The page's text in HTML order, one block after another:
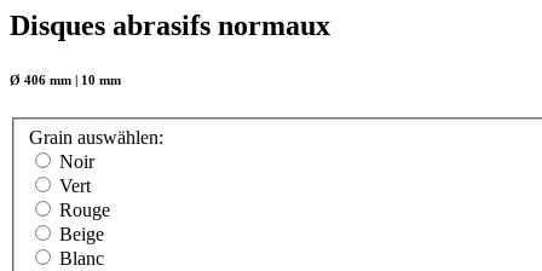
Disques abrasifs normaux
Ø 406 mm | 10 mm
Grain auswählen:
Noir
Vert
Rouge
Beige
Blanc